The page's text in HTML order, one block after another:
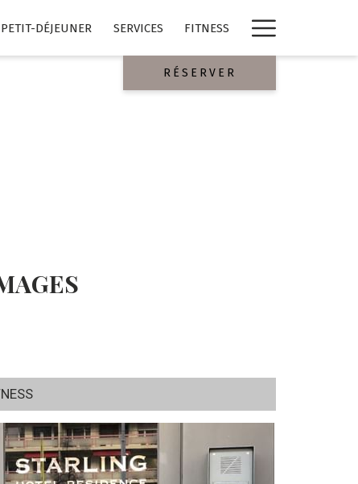
PETIT-DÉJEUNER SERVICES FITNESS Lien
plus
RÉSERVER